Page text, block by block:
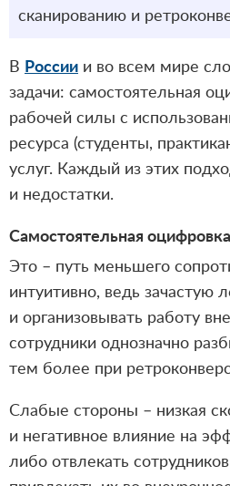
сканированию и
В России и во всем мире
задачи: самостоятельная
рабочей силы с
ресурса (студенты,
услуг. Каждый из этих
и недостатки.
Самостоятельная оцифровка
Это – путь меньшего
интуитивно, ведь зачастую
и организовывать работу
сотрудники однозначно
тем более при
Слабые стороны – низкая
и негативное влияние на
либо отвлекать